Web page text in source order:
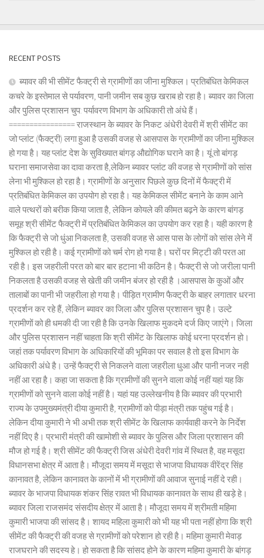
RECENT POSTS
ब्यावर की भी सीमेंट फैक्ट्री से ग्रामीणों का जीना मुश्किल। प्रतिबंधित केमिकल
कचरे के इस्तेमाल से पर्यावरण, पानी जमीन सब कुछ खराब हो रहा है। ब्यावर का जिला
और पुलिस प्रशासन चुप: पर्यावरण विभाग के अधिकारी तो अंधे हैं।
================ राजस्थान के ब्यावर के निकट अंधेरी देवरी में श्री सीमेंट का
जो प्लांट (फैक्ट्री) लगा हुआ है उसकी वजह से आसपास के ग्रामीणों का जीना मुश्किल
हो गया है। यह प्लांट देश के सुविख्यात बांगड़ औद्योगिक घराने का है। यूं तो बांगड़
घराना समाजसेवा का दावा करता है,लेकिन ब्यावर प्लांट की वजह से ग्रामीणों को सांस
लेना भी मुश्किल हो रहा है। ग्रामीणों के अनुसार पिछले कुछ दिनों में फैक्ट्री में
प्रतिबंधित केमिकल का उपयोग हो रहा है। यह केमिकल सीमेंट बनाने के काम आने
वाले पत्थरों को बरीक किया जाता है, लेकिन कोयले की कीमत बढ़ने के कारण बांगड़
समूह श्री सीमेंट फैक्ट्री में प्रतिबंधित केमिकल का उपयोग कर रहा है। यही कारण है
कि फैक्ट्री से जो धुंआ निकलता है, उसकी वजह से आस पास के लोगों को सांस लेने में
मुश्किल हो रही है। कई ग्रामीणों को चर्म रोग हो गया है। घरों पर मिट्टी की परत आ
रही है। इस जहरीली परत को बार बार हटाना भी कठिन है। फैक्ट्री से जो जरीला पानी
निकलता है उसकी वजह से खेती की जमीन बंजर हो रही है ।आसपास के कुओं और
तालाबों का पानी भी जहरीला हो गया है। पीड़ित ग्रामीण फैक्ट्री के बाहर लगातार धरना
प्रदर्शन कर रहे हैं, लेकिन ब्यावर का जिला और पुलिस प्रशासन चुप है। उल्टे
ग्रामीणों को ही धमकी दी जा रही है कि उनके खिलाफ मुकदमे दर्ज किए जाएंगे। जिला
और पुलिस प्रशासन नहीं चाहता कि श्री सीमेंट के खिलाफ कोई धरना प्रदर्शन हो।
जहां तक पर्यावरण विभाग के अधिकारियों की भूमिका पर सवाल है तो इस विभाग के
अधिकारी अंधे है। उन्हें फैक्ट्री से निकलने वाला जहरीला धुआ और पानी नजर नही
नहीं आ रहा है। कहा जा सकता है कि ग्रामीणों की सुनने वाला कोई नहीं यहां यह कि
ग्रामीणों को सुनने वाला कोई नहीं है। यहां यह उल्लेखनीय है कि ब्यावर की प्रभारी
राज्य के उपमुख्यमंत्री दीया कुमारी है, ग्रामीणों को पीड़ा मंत्री तक पहुंच गई है।
लेकिन दीया कुमारी ने भी अभी तक श्री सीमेंट के खिलाफ कार्यवाही करने के निर्देश
नहीं दिए है। प्रभारी मंत्री की खामोशी से ब्यावर के पुलिस और जिला प्रशासन की
मौज हो गई है। श्री सीमेंट की फैक्ट्री जिस अंधेरी देवरी गांव में स्थित है, वह मसूदा
विधानसभा क्षेत्र में आता है। मौजूदा समय में मसूदा से भाजपा विधायक वीरेंद्र सिंह
कानावत है, लेकिन कानावत के कानों में भी ग्रामीणों की आवाज सुनाई नहीं दे रही।
ब्यावर के भाजपा विधायक शंकर सिंह रावत भी विधायक कानावत के साथ ही खड़े हे।
ब्यावर जिला राजसमंद संसदीय क्षेत्र में आता है। मौजूदा समय में श्रीमती महिमा
कुमारी भाजपा की सांसद है। शायद महिला कुमारी को भी यह भी पता नहीं होगा कि श्री
सीमेंट की फैक्ट्री की वजह से ग्रामीणों को परेशान हो रही है। महिमा कुमारी मेवाड़
राजघराने की सदस्य हे। हो सकता है कि सांसद होने के कारण महिमा कुमारी के बांगड़